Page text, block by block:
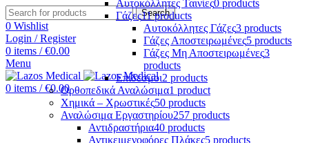
Search
0 Wishlist
Login / Register
0 items / €0.00
Menu
0 items / €0.00
Αυτοκόλλητες Ταινίες0 products
Γάζες11 products
Αυτοκόλλητες Γάζες3 products
Γάζες Αποστειρωμένες5 products
Γάζες Μη Αποστειρωμένες3
products
Επίδεσμοι2 products
Ορθοπεδικά Αναλώσιμα1 product
Χημικά – Χρωστικές50 products
Αναλώσιμα Εργαστηρίου257 products
Αντιδραστήρια40 products
Αντικειμενοφόρες Πλάκες5 products